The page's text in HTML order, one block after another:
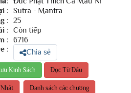
:
Sutra - Mantra
:
25
:
Còn tiếp
:
6716
:
Chia sẻ
Đọc Từ Đầu
Danh sách các chương